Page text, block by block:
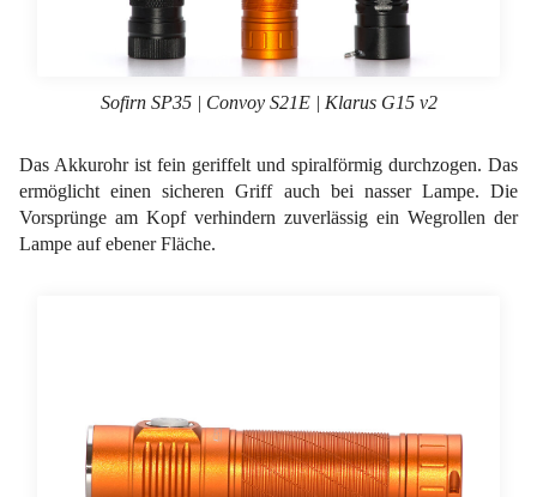
Sofirn SP35 | Convoy S21E | Klarus G15 v2
Das Akkurohr ist fein geriffelt und spiralförmig durchzogen. Das
ermöglicht einen sicheren Griff auch bei nasser Lampe. Die
Vorsprünge am Kopf verhindern zuverlässig ein Wegrollen der
Lampe auf ebener Fläche.